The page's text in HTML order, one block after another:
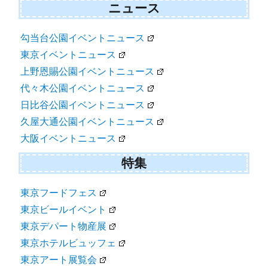
ニュース
勾当台公園イベントニュース
東京イベントニュース
上野恩賜公園イベントニュース
代々木公園イベントニュース
日比谷公園イベントニュース
久屋大通公園イベントニュース
大阪イベントニュース
特集
東京フードフェス
東京ビールイベント
東京デパート物産展
東京ホテルビュッフェ
東京アート展覧会